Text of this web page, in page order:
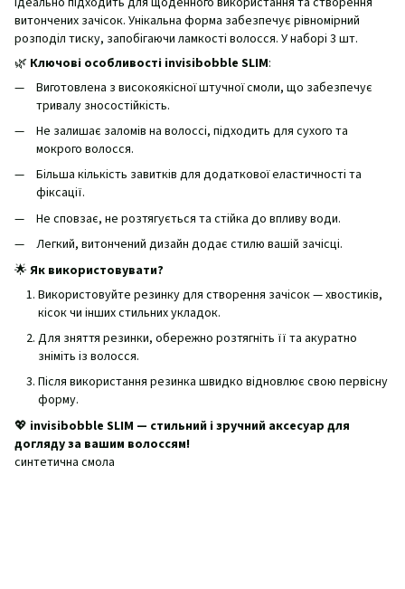
витончених зачісок. Унікальна форма забезпечує рівномірний
розподіл тиску, запобігаючи ламкості волосся. У наборі 3 шт.
🌿 Ключові особливості invisibobble SLIM:
Виготовлена з високоякісної штучної смоли, що забезпечує
тривалу зносостійкість.
Не залишає заломів на волоссі, підходить для сухого та
мокрого волосся.
Більша кількість завитків для додаткової еластичності та
фіксації.
Не сповзає, не розтягується та стійка до впливу води.
Легкий, витончений дизайн додає стилю вашій зачісці.
🌟 Як використовувати?
Використовуйте резинку для створення зачісок — хвостиків,
кісок чи інших стильних укладок.
Для зняття резинки, обережно розтягніть її та акуратно
зніміть із волосся.
Після використання резинка швидко відновлює свою первісну
форму.
💖 invisibobble SLIM — стильний і зручний аксесуар для
догляду за вашим волоссям!
синтетична смола